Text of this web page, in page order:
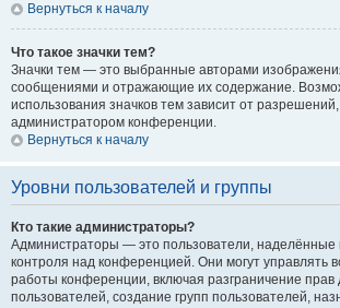
Вернуться к началу
Что такое значки тем?
Значки тем — это выбранные авторами
сообщениями и отражающие их содержание.
использования значков тем зависит от
администратором конференции.
Вернуться к началу
Уровни пользователей и группы
Кто такие администраторы?
Администраторы — это пользователи,
контроля над конференцией. Они могут управлять
работы конференции, включая разграничение прав
пользователей, создание групп пользователей,